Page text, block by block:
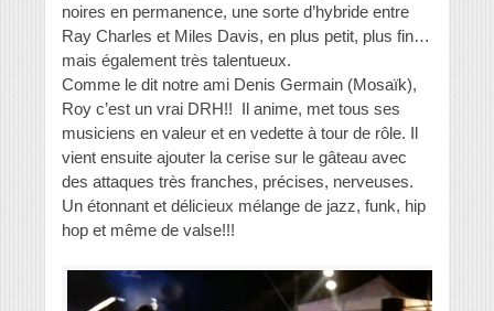
noires en permanence, une sorte d’hybride entre
Ray Charles et Miles Davis, en plus petit, plus fin…
mais également très talentueux.
Comme le dit notre ami Denis Germain (Mosaïk),
Roy c’est un vrai DRH!! Il anime, met tous ses
musiciens en valeur et en vedette à tour de rôle. Il
vient ensuite ajouter la cerise sur le gâteau avec
des attaques très franches, précises, nerveuses.
Un étonnant et délicieux mélange de jazz, funk, hip
hop et même de valse!!!